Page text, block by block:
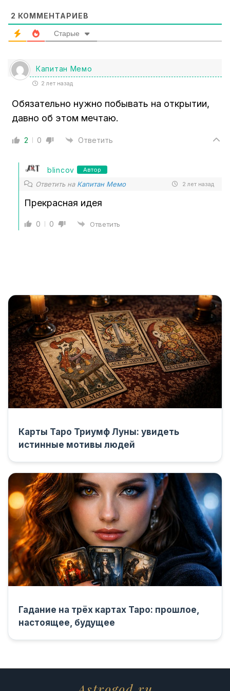
2 КОММЕНТАРИЕВ
Старые
Капитан Мемо
2 лет назад
Обязательно нужно побывать на открытии,
давно об этом мечтаю.
2 0 Ответить
blincov Автор
Ответить на Капитан Мемо 2 лет назад
Прекрасная идея
0 0 Ответить
Карты Таро Триумф Луны: увидеть
истинные мотивы людей
Гадание на трёх картах Таро: прошлое,
настоящее, будущее